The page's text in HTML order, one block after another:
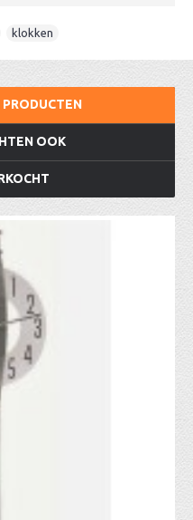
klokken
PRODUCTEN
OOK